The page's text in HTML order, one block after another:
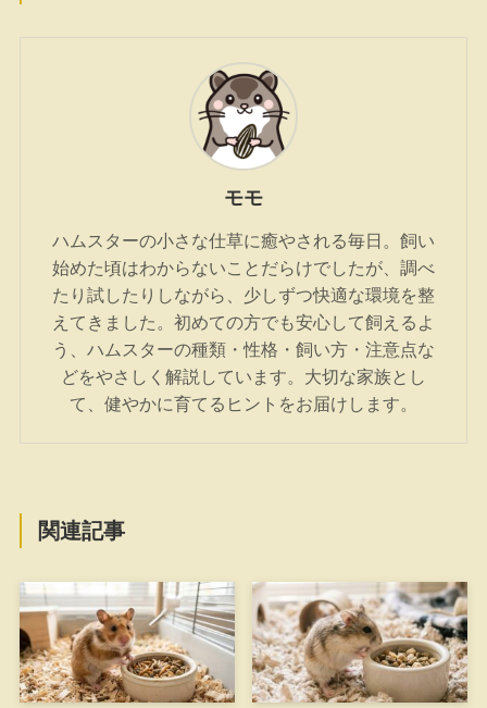
モモ
ハムスターの小さな仕草に癒やされる毎日。飼い
始めた頃はわからないことだらけでしたが、調べ
たり試したりしながら、少しずつ快適な環境を整
えてきました。初めての方でも安心して飼えるよ
う、ハムスターの種類・性格・飼い方・注意点な
どをやさしく解説しています。大切な家族とし
て、健やかに育てるヒントをお届けします。
関連記事